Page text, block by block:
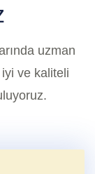
uzman
ve kaliteli